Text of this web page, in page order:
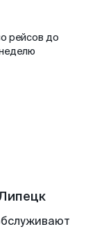
рейсов до